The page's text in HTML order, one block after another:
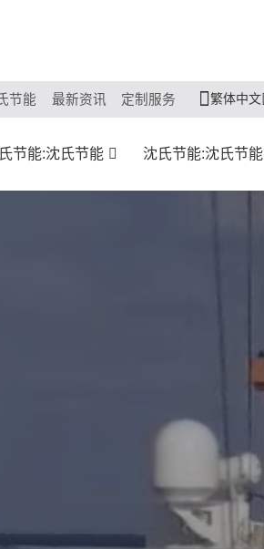
节能 最新资讯 定制服务 繁体中文
节能:沈氏节能 沈氏节能:沈氏节能